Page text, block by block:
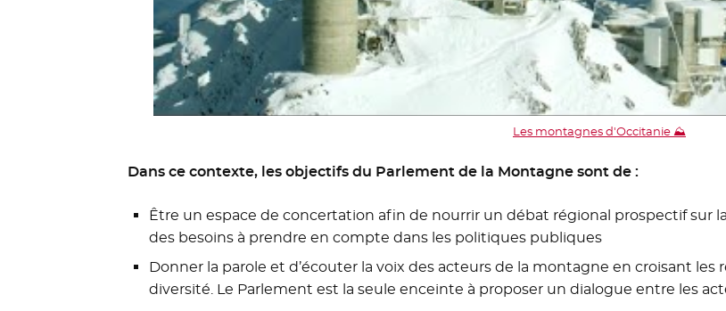
Les montagnes d'Occitanie ⛰️
Dans ce contexte, les objectifs du Parlement de la Montagne sont de :
Être un espace de concertation afin de nourrir un débat régional prospectif sur
des besoins à prendre en compte dans les politiques publiques
Donner la parole et d’écouter la voix des acteurs de la montagne en croisant
diversité. Le Parlement est la seule enceinte à proposer un dialogue entre les